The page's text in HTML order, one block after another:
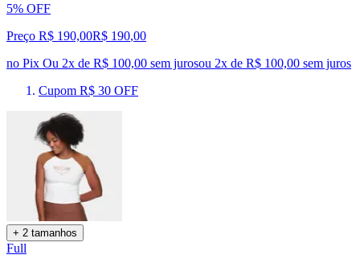
5% OFF
Preço R$ 190,00R$ 190,00
no Pix Ou 2x de R$ 100,00 sem jurosou 2x de R$ 100,00 sem juros
Cupom R$ 30 OFF
+ 2 tamanhos
Full